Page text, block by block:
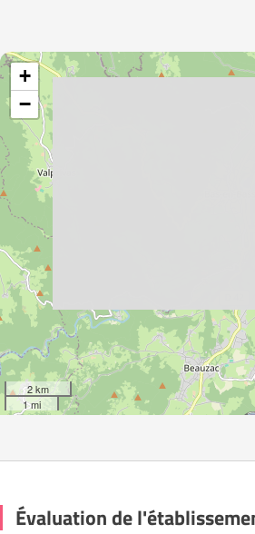
+
−
2 km
1 mi
Évaluation de